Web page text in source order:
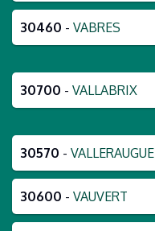
30460 - VABRES
30700 - VALLABRIX
30570 - VALLERAUGUE
30600 - VAUVERT